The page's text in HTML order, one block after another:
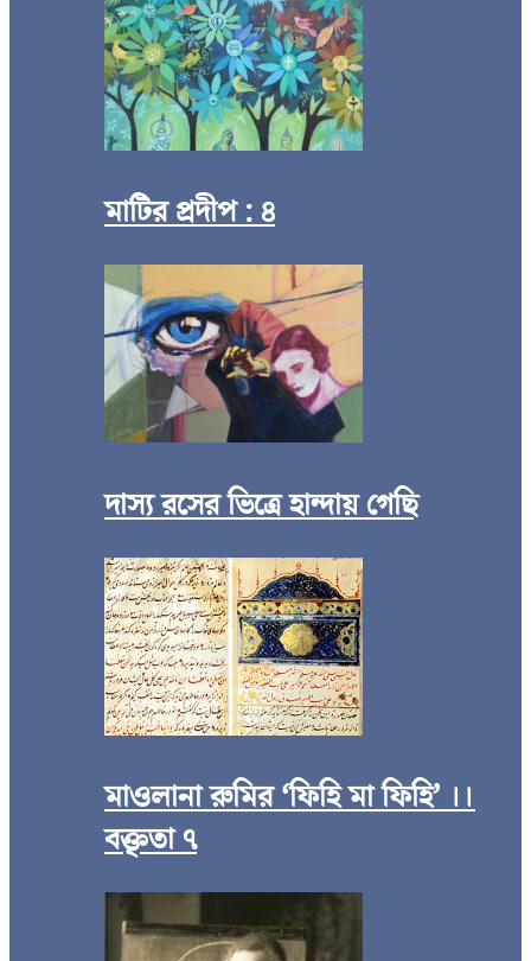
মাটির প্রদীপ : ৪
দাস্য রসের ভিত্রে হান্দায় গেছি
মাওলানা রুমির ‘ফিহি মা ফিহি’ ।।
বক্তৃতা ৭